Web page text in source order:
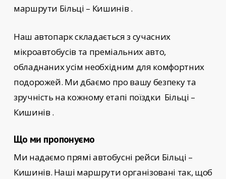
маршрути Більці – Кишинів .
Наш автопарк складається з сучасних
мікроавтобусів та преміальних авто,
обладнаних усім необхідним для комфортних
подорожей. Ми дбаємо про вашу безпеку та
зручність на кожному етапі поїздки Більці –
Кишинів .
Що ми пропонуємо
Ми надаємо прямі автобусні рейси Більці –
Кишинів. Наші маршрути організовані так, щоб